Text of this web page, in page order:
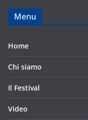
Menu
Home
Chi siamo
Il Festival
Video